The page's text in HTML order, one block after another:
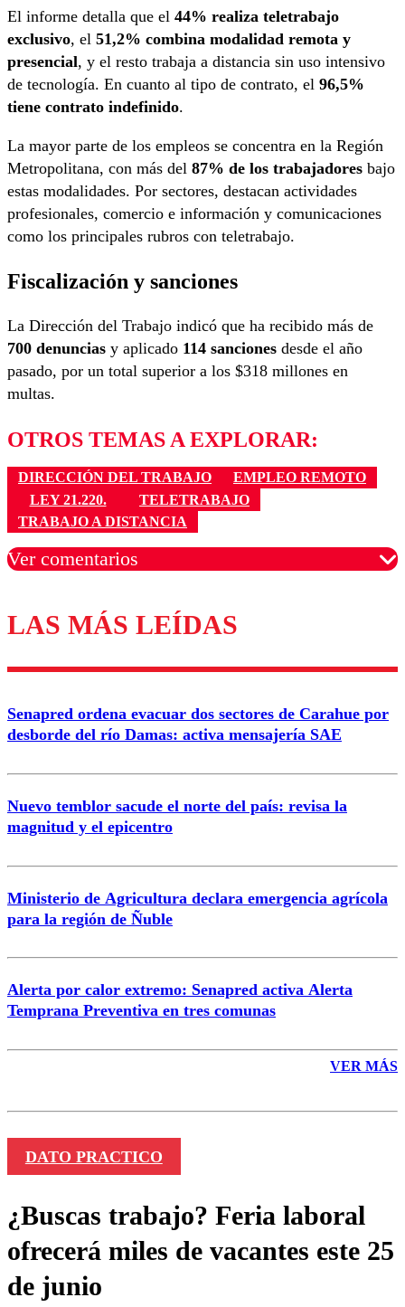
El informe detalla que el 44% realiza teletrabajo
exclusivo, el 51,2% combina modalidad remota y
presencial, y el resto trabaja a distancia sin uso intensivo
de tecnología. En cuanto al tipo de contrato, el 96,5%
tiene contrato indefinido.
La mayor parte de los empleos se concentra en la Región
Metropolitana, con más del 87% de los trabajadores bajo
estas modalidades. Por sectores, destacan actividades
profesionales, comercio e información y comunicaciones
como los principales rubros con teletrabajo.
Fiscalización y sanciones
La Dirección del Trabajo indicó que ha recibido más de
700 denuncias y aplicado 114 sanciones desde el año
pasado, por un total superior a los $318 millones en
multas.
OTROS TEMAS A EXPLORAR:
DIRECCIÓN DEL TRABAJO
EMPLEO REMOTO
LEY 21.220.
TELETRABAJO
TRABAJO A DISTANCIA
Ver comentarios
Los comentarios son moderados para garantizar un
diálogo respetuoso.
Correo
LAS MÁS LEÍDAS
Senapred ordena evacuar dos sectores de Carahue por
desborde del río Damas: activa mensajería SAE
Nuevo temblor sacude el norte del país: revisa la
magnitud y el epicentro
Ministerio de Agricultura declara emergencia agrícola
para la región de Ñuble
Alerta por calor extremo: Senapred activa Alerta
Temprana Preventiva en tres comunas
VER MÁS
DATO PRACTICO
¿Buscas trabajo? Feria laboral
ofrecerá miles de vacantes este 25
de junio